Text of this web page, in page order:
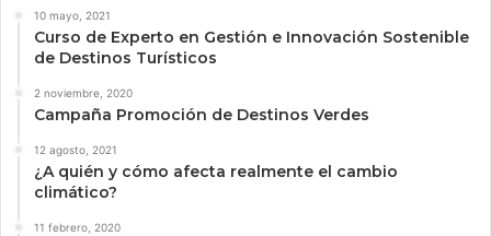
10 mayo, 2021
Curso de Experto en Gestión e Innovación Sostenible
de Destinos Turísticos
2 noviembre, 2020
Campaña Promoción de Destinos Verdes
12 agosto, 2021
¿A quién y cómo afecta realmente el cambio
climático?
11 febrero, 2020